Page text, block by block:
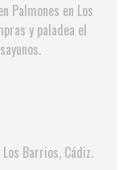
Palmones en Los
y paladea el
Barrios, Cádiz.